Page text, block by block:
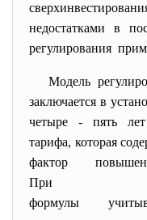
недостатками в
регулирования
Модель
заключается в
четыре - пять лет
тарифа, которая
фактор
При
формулы